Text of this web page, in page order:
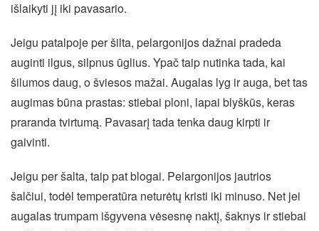
išlaikyti jį iki pavasario.
Jeigu patalpoje per šilta, pelargonijos dažnai pradeda
auginti ilgus, silpnus ūglius. Ypač taip nutinka tada, kai
šilumos daug, o šviesos mažai. Augalas lyg ir auga, bet tas
augimas būna prastas: stiebai ploni, lapai blyškūs, keras
praranda tvirtumą. Pavasarį tada tenka daug kirpti ir
gaivinti.
Jeigu per šalta, taip pat blogai. Pelargonijos jautrios
šalčiui, todėl temperatūra neturėtų kristi iki minuso. Net jei
augalas trumpam išgyvena vėsesnę naktį, šaknys ir stiebai